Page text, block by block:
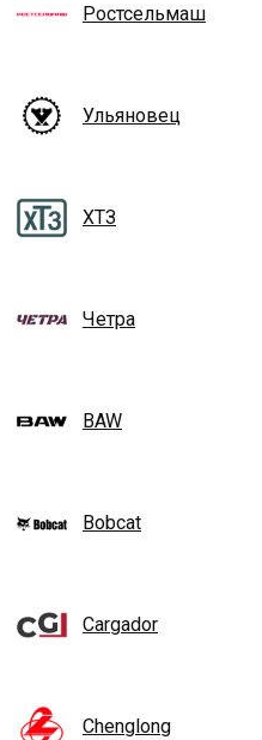
Ростсельмаш
Ульяновец
ХТЗ
Четра
BAW
Bobcat
Cargador
Chenglong